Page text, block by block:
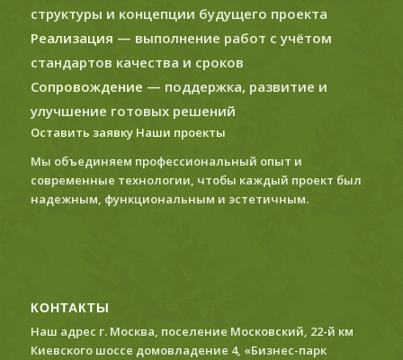
структуры и концепции будущего проекта
Реализация — выполнение работ с учётом
стандартов качества и сроков
Сопровождение — поддержка, развитие и
улучшение готовых решений
Оставить заявку Наши проекты
Мы объединяем профессиональный опыт и
современные технологии, чтобы каждый проект был
надежным, функциональным и эстетичным.
КОНТАКТЫ
Наш адрес г. Москва, поселение Московский, 22-й км
Киевского шоссе домовладение 4, «Бизнес-парк